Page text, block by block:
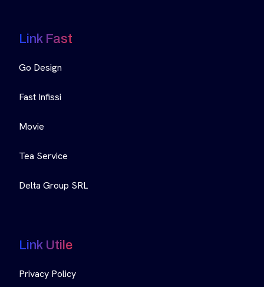
Link Fast
Go Design
Fast Infissi
Movie
Tea Service
Delta Group SRL
Link Utile
Privacy Policy